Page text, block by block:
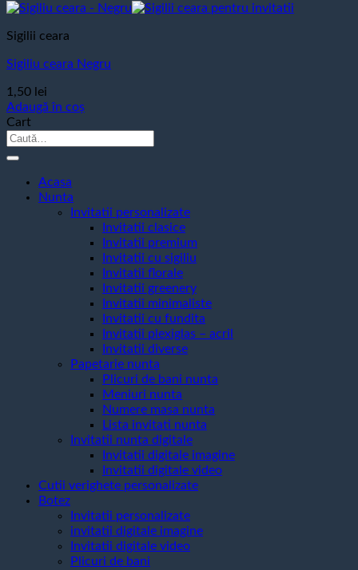
Sigilii ceara
Sigiliu ceara Negru
1,50 lei
Adaugă în coș
Cart
Caută
Acasa
Nunta
Invitatii personalizate
Invitatii clasice
Invitatii premium
Invitatii cu sigiliu
Invitatii florale
Invitatii greenery
Invitatii minimaliste
Invitatii cu fundita
Invitatii plexiglas – acril
Invitatii diverse
Papetarie nunta
Plicuri de bani nunta
Meniuri nunta
Numere masa nunta
Lista invitati nunta
Invitatii nunta digitale
Invitatii digitale imagine
Invitatii digitale video
Cutii verighete personalizate
Botez
Invitatii personalizate
invitatii digitale imagine
Invitatii digitale video
Plicuri de bani